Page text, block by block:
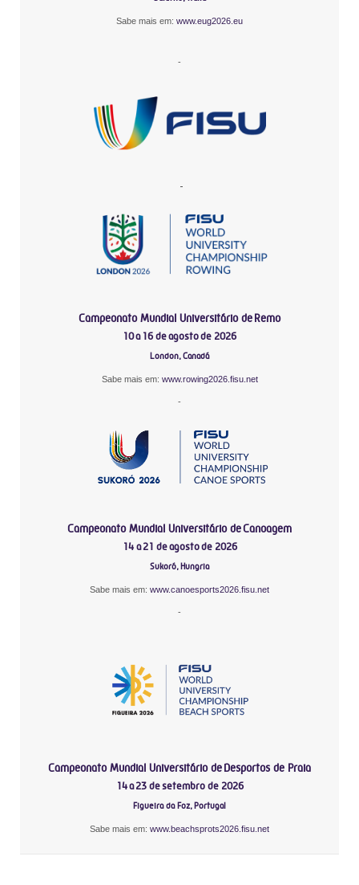
Sabe mais em: www.eug2026.eu
-
-
Campeonato Mundial Universitário de Remo
10 a 16 de agosto de 2026
London, Canadá
Sabe mais em: www.rowing2026.fisu.net
-
Campeonato Mundial Universitário de Canoagem
14 a 21 de agosto de 2026
Sukoró, Hungria
Sabe mais em: www.canoesports2026.fisu.net
-
Campeonato Mundial Universitário de Desportos de Praia
14 a 23 de setembro de 2026
Figueira da Foz, Portugal
Sabe mais em: www.beachsprots2026.fisu.net